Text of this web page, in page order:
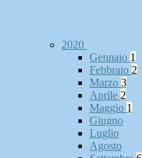
2020
Gennaio 1
Febbraio 2
Marzo 3
Aprile 2
Maggio 1
Giugno
Luglio
Agosto